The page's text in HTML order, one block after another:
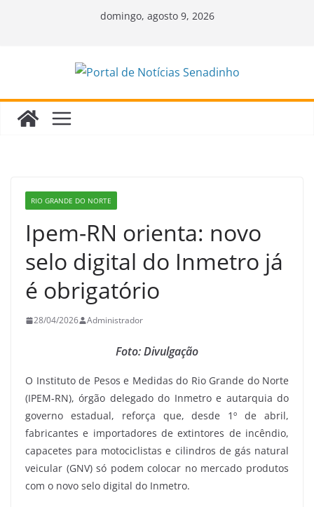
domingo, agosto 9, 2026
RIO GRANDE DO NORTE
Ipem-RN orienta: novo
selo digital do Inmetro já
é obrigatório
28/04/2026 Administrador
Foto: Divulgação
O Instituto de Pesos e Medidas do Rio Grande do Norte
(IPEM-RN), órgão delegado do Inmetro e autarquia do
governo estadual, reforça que, desde 1º de abril,
fabricantes e importadores de extintores de incêndio,
capacetes para motociclistas e cilindros de gás natural
veicular (GNV) só podem colocar no mercado produtos
com o novo selo digital do Inmetro.